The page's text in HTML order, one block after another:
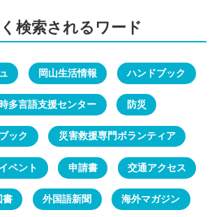
検索されるワード
岡山生活情報 ハンドブック
多言語支援センター 防災
ック 災害救援専門ボランティア
イベント 申請書 交通アクセス
書 外国語新聞 海外マガジン